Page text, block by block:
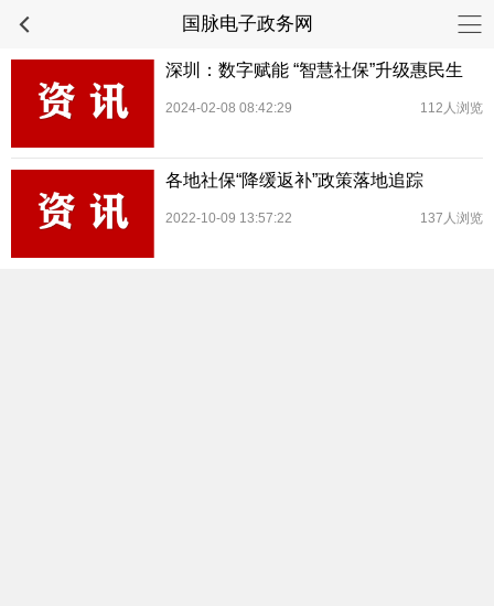
国脉电子政务网
深圳：数字赋能 “智慧社保”升级惠民生
2024-02-08 08:42:29 112人浏览
各地社保“降缓返补”政策落地追踪
2022-10-09 13:57:22 137人浏览